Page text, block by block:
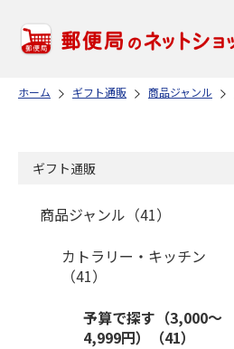
ホーム ギフト通販 商品ジャンル
ギフト通販
商品ジャンル（41）
カトラリー・キッチン
（41）
予算で探す（3,000～
4,999円）（41）